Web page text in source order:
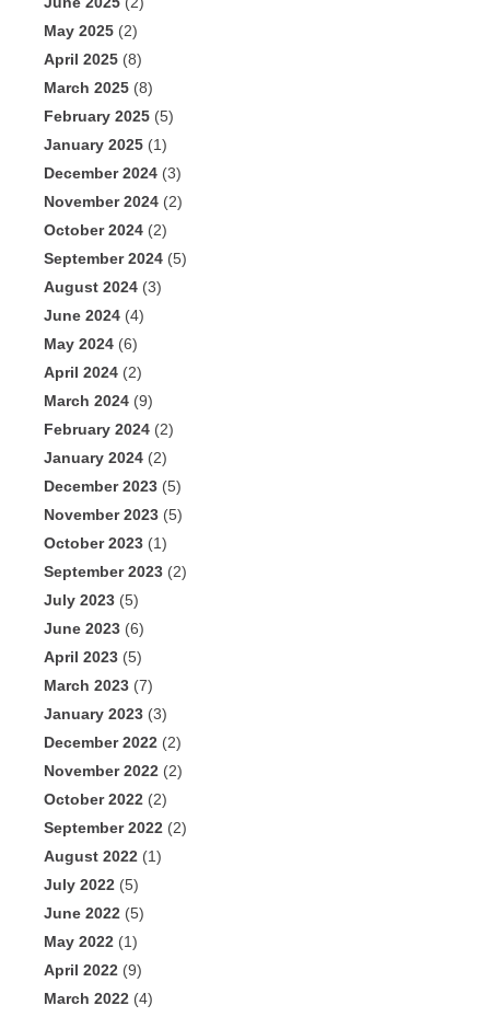
May 2025 (2)
April 2025 (8)
March 2025 (8)
February 2025 (5)
January 2025 (1)
December 2024 (3)
November 2024 (2)
October 2024 (2)
September 2024 (5)
August 2024 (3)
June 2024 (4)
May 2024 (6)
April 2024 (2)
March 2024 (9)
February 2024 (2)
January 2024 (2)
December 2023 (5)
November 2023 (5)
October 2023 (1)
September 2023 (2)
July 2023 (5)
June 2023 (6)
April 2023 (5)
March 2023 (7)
January 2023 (3)
December 2022 (2)
November 2022 (2)
October 2022 (2)
September 2022 (2)
August 2022 (1)
July 2022 (5)
June 2022 (5)
May 2022 (1)
April 2022 (9)
March 2022 (4)